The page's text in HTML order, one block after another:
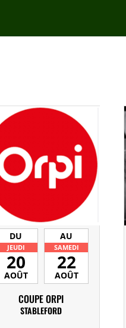
DU
JEUDI
20
AOÛT
AU
SAMEDI
22
AOÛT
COUPE ORPI
STABLEFORD